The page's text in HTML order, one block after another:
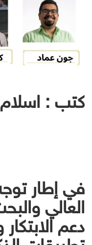
كتب :
في إطار
العالي
دعم